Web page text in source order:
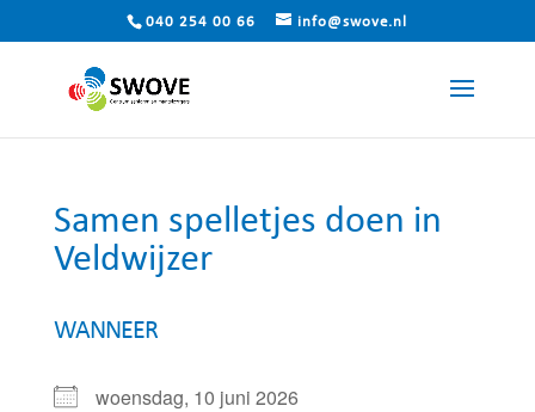
040 254 00 66 info@swove.nl
Samen spelletjes doen in
Veldwijzer
WANNEER
woensdag, 10 juni 2026